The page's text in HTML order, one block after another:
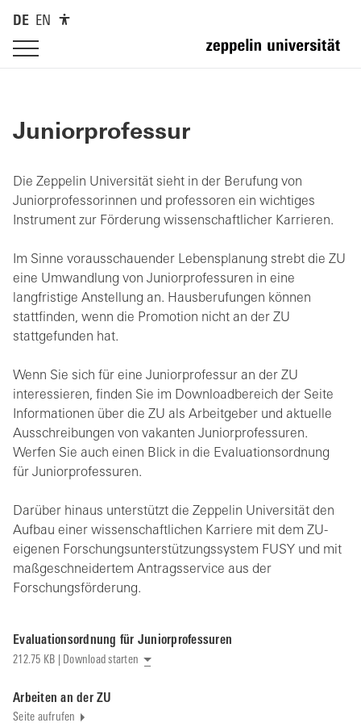
DE EN
Juniorprofessur
Die Zeppelin Universität sieht in der Berufung von
Juniorprofessorinnen und professoren ein wichtiges
Instrument zur Förderung wissenschaftlicher Karrieren.
Im Sinne vorausschauender Lebensplanung strebt die ZU
eine Umwandlung von Juniorprofessuren in eine
langfristige Anstellung an. Hausberufungen können
stattfinden, wenn die Promotion nicht an der ZU
stattgefunden hat.
Wenn Sie sich für eine Juniorprofessur an der ZU
interessieren, finden Sie im Downloadbereich der Seite
Informationen über die ZU als Arbeitgeber und aktuelle
Ausschreibungen von vakanten Juniorprofessuren.
Werfen Sie auch einen Blick in die Evaluationsordnung
für Juniorprofessuren.
Darüber hinaus unterstützt die Zeppelin Universität den
Aufbau einer wissenschaftlichen Karriere mit dem ZU-
eigenen Forschungsunterstützungssystem FUSY und mit
maßgeschneidertem Antragsservice aus der
Forschungsförderung.
Evaluationsordnung für Juniorprofessuren
212.75 KB | Download starten
Arbeiten an der ZU
Seite aufrufen